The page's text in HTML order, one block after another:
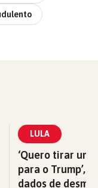
LULA
‘Quero tirar
para o Trump’,
dados de